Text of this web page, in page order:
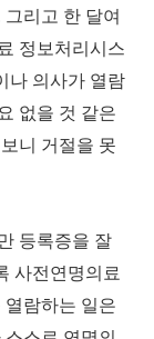
리고 한 달여
정보처리시스
나 의사가 열람
없을 것 같은
니 거절을 못
등록증을 잘
사전연명의료
람하는 일은